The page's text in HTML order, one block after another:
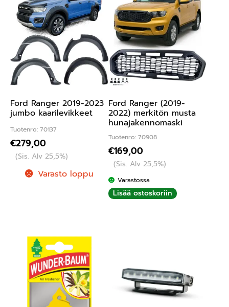
Ford Ranger 2019-2023
jumbo kaarilevikkeet
Tuotenro: 70137
€279,00
(Sis. Alv 25,5%)
Varasto loppu
Ford Ranger (2019-
2022) merkitön musta
hunajakennomaski
Tuotenro: 70908
€169,00
(Sis. Alv 25,5%)
Varastossa
Lisää ostoskoriin